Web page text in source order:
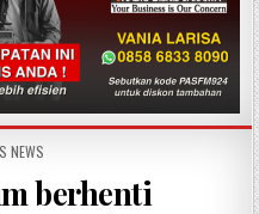
NEWS
berhenti